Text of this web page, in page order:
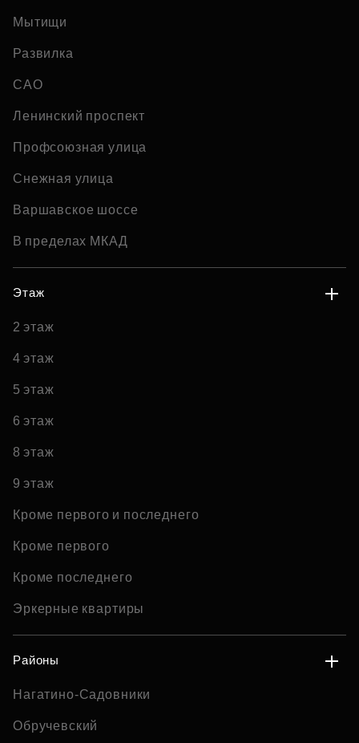
Мытищи
Развилка
САО
Ленинский проспект
Профсоюзная улица
Снежная улица
Варшавское шоссе
В пределах МКАД
Этаж
2 этаж
4 этаж
5 этаж
6 этаж
8 этаж
9 этаж
Кроме первого и последнего
Кроме первого
Кроме последнего
Эркерные квартиры
Районы
Нагатино-Садовники
Обручевский